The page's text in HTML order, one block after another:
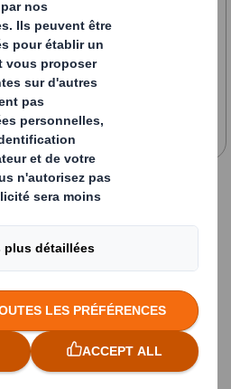
Strategy
d'actions
notre programme